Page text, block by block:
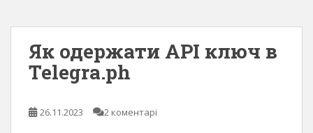
Як одержати API ключ в
Telegra.ph
26.11.2023 2 коментарі